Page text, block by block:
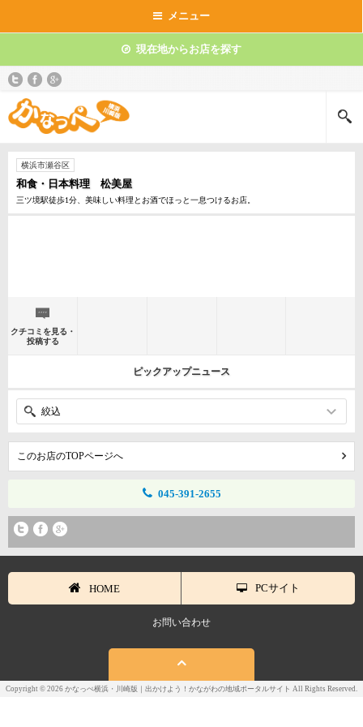
メニュー
現在地からお店を探す
横浜市瀬谷区
和食・日本料理 松美屋
三ツ境駅徒歩1分、美味しい料理とお酒でほっと一息つけるお店。
クチコミを見る・
投稿する
ピックアップニュース
絞込
このお店のTOPページへ
045-391-2655
HOME PCサイト
お問い合わせ
Copyright © 2026 かなっぺ横浜・川崎版｜出かけよう！かながわの地域ポータルサイト All Rights Reserved.